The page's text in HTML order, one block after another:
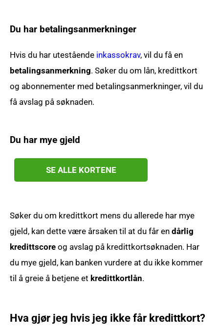
Du har betalingsanmerkninger
Hvis du har utestående inkassokrav, vil du få en
betalingsanmerkning. Søker du om lån, kredittkort
og abonnementer med betalingsanmerkninger, vil du
få avslag på søknaden.
Du har mye gjeld
SE ALLE KORTENE
Søker du om kredittkort mens du allerede har mye
gjeld, kan dette være årsaken til at du får endårlig
kredittscore og avslag på kredittkortsøknaden. Har
du mye gjeld, kan banken vurdere at du ikke kommer
til å greie å betjene et kredittkortlån.
Hva gjør jeg hvis jeg ikke får kredittkort?